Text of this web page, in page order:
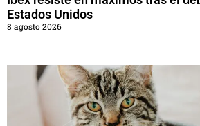
Estados Unidos
8 agosto 2026